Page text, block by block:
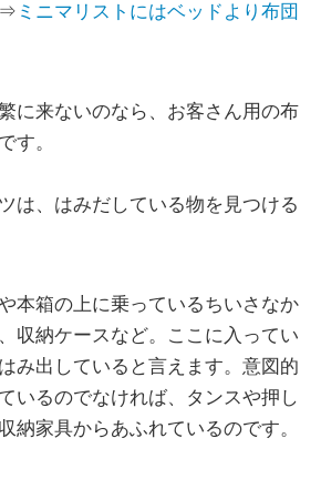
⇒ ミニマリストにはベッドより布団
に来ないのなら、お客さん用の布
す。
は、はみだしている物を見つける
本箱の上に乗っているちいさなか
収納ケースなど。ここに入ってい
み出していると言えます。意図的
いるのでなければ、タンスや押し
納家具からあふれているのです。